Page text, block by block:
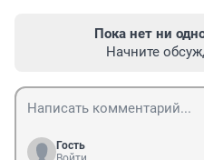
Пока нет ни
Начните
Гость